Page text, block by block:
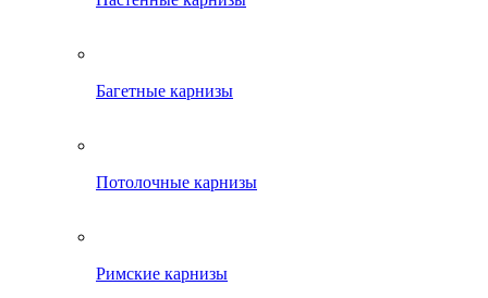
Багетные карнизы
Потолочные карнизы
Римские карнизы